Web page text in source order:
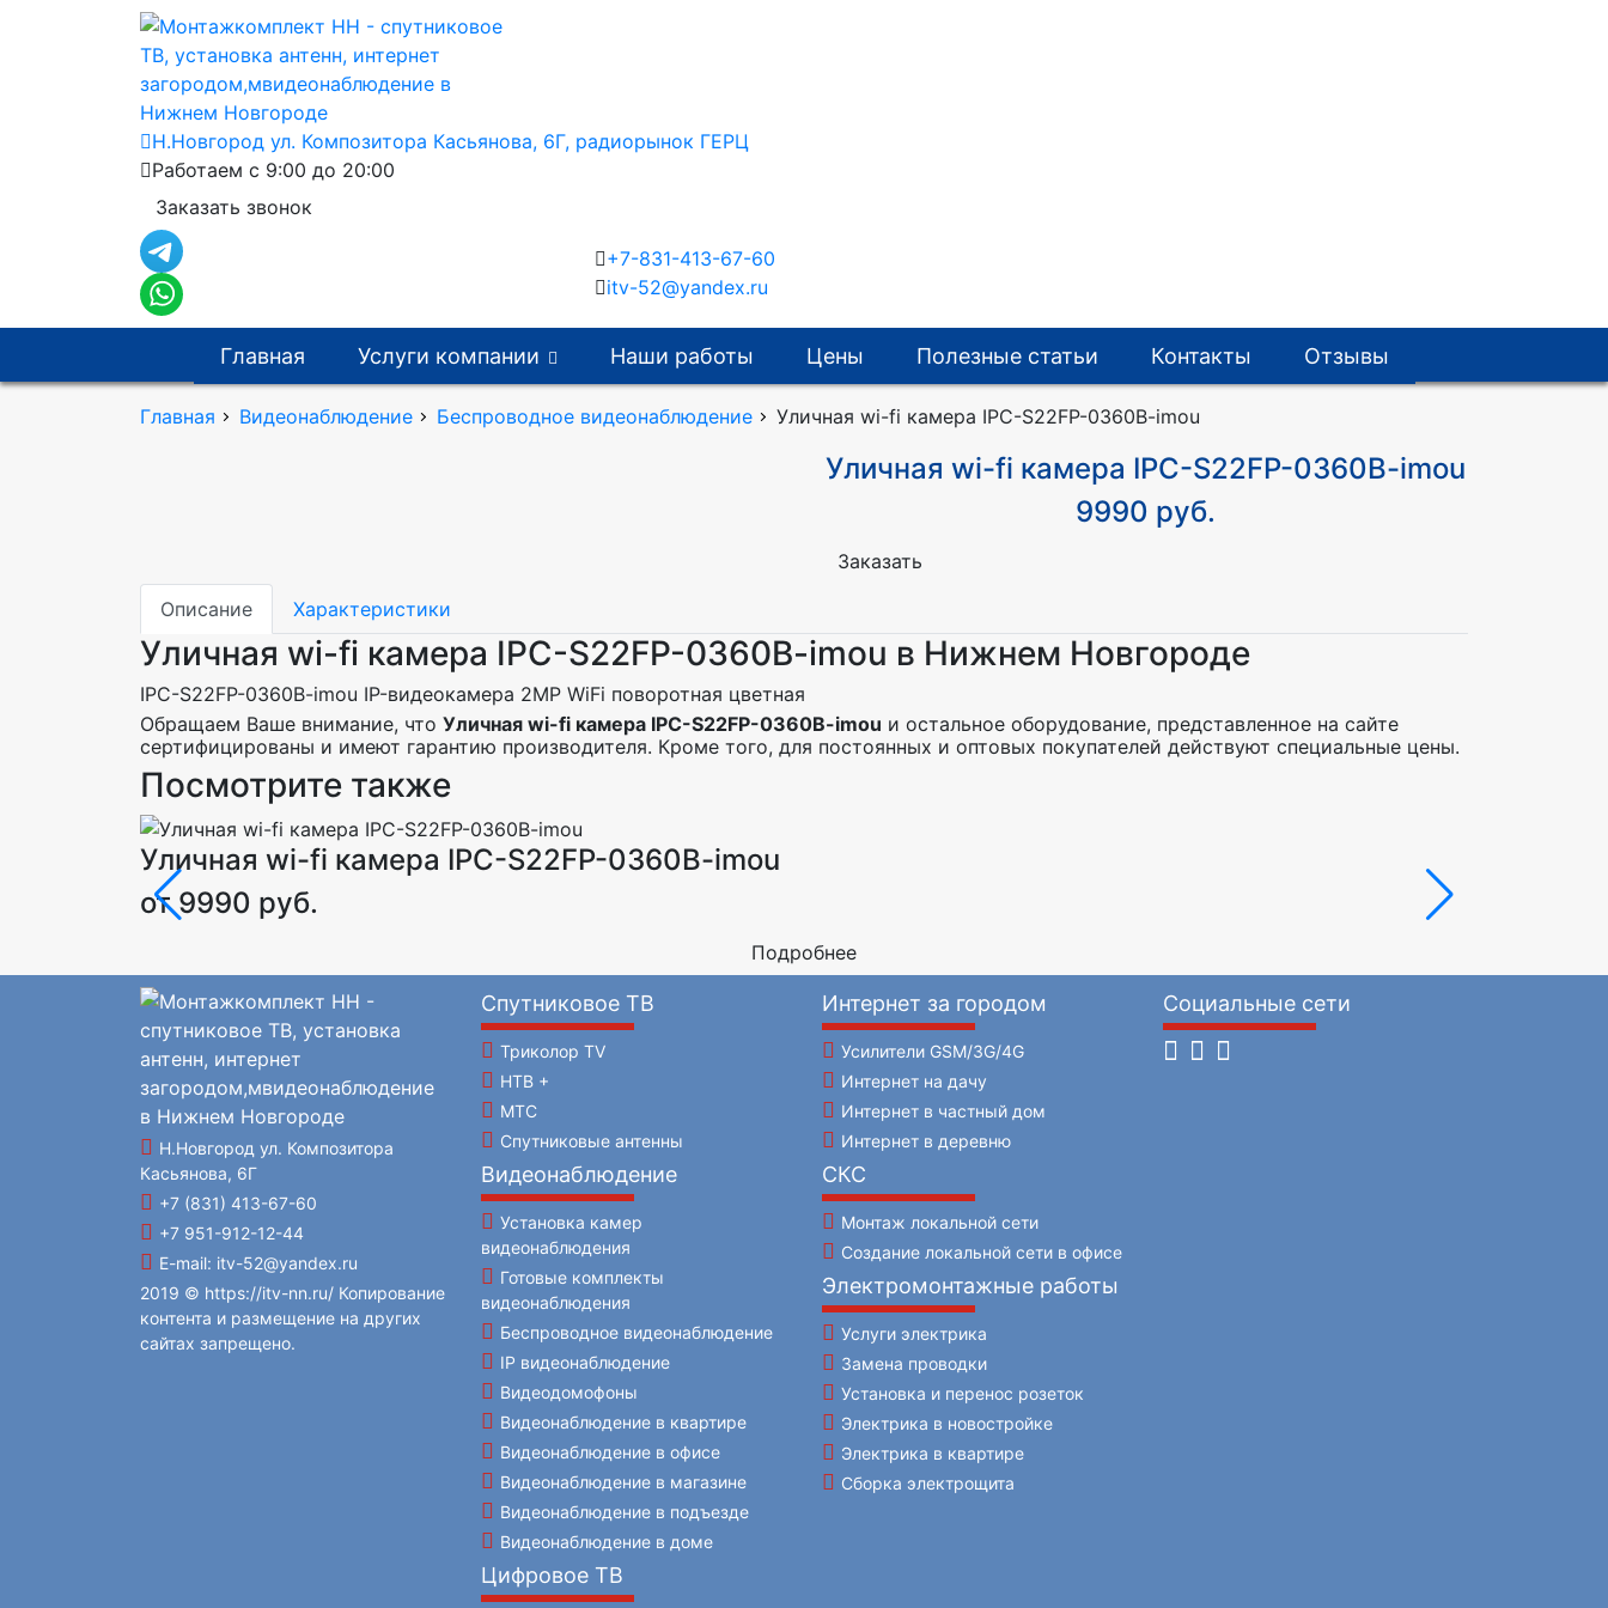
Н.Новгород ул. Композитора Касьянова, 6Г, радиорынок ГЕРЦ
Работаем с 9:00 до 20:00
Заказать звонок
+7-831-413-67-60
itv-52@yandex.ru
Главная Услуги компании Наши работы Цены Полезные статьи Контакты Отзывы
Главная Видеонаблюдение Беспроводное видеонаблюдение Уличная wi-fi камера IPC-S22FP-0360B-imou
Уличная wi-fi камера IPC-S22FP-0360B-imou
9990 руб.
Заказать
Описание
Характеристики
Уличная wi-fi камера IPC-S22FP-0360B-imou в Нижнем Новгороде
IPC-S22FP-0360B-imou IP-видеокамера 2MP WiFi поворотная цветная
Обращаем Ваше внимание, что Уличная wi-fi камера IPC-S22FP-0360B-imou и остальное оборудование, представленное на сайте
сертифицированы и имеют гарантию производителя. Кроме того, для постоянных и оптовых покупателей действуют специальные цены.
Посмотрите также
Уличная wi-fi камера IPC-S22FP-0360B-imou
от 9990 руб.
Подробнее
Н.Новгород ул. Композитора
Касьянова, 6Г
+7 (831) 413-67-60
+7 951-912-12-44
E-mail: itv-52@yandex.ru
2019 © https://itv-nn.ru/ Копирование
контента и размещение на других
сайтах запрещено.
Спутниковое ТВ
Триколор TV
НТВ +
МТС
Спутниковые антенны
Видеонаблюдение
Установка камер
видеонаблюдения
Готовые комплекты
видеонаблюдения
Беспроводное видеонаблюдение
IP видеонаблюдение
Видеодомофоны
Видеонаблюдение в квартире
Видеонаблюдение в офисе
Видеонаблюдение в магазине
Видеонаблюдение в подъезде
Видеонаблюдение в доме
Цифровое ТВ
Интернет за городом
Усилители GSM/3G/4G
Интернет на дачу
Интернет в частный дом
Интернет в деревню
СКС
Монтаж локальной сети
Создание локальной сети в офисе
Электромонтажные работы
Услуги электрика
Замена проводки
Установка и перенос розеток
Электрика в новостройке
Электрика в квартире
Сборка электрощита
Социальные сети